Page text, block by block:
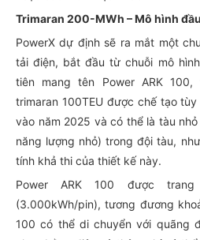
Trimaran 200-MWh – Mô hình
PowerX dự định sẽ ra mắt một
tải điện, bắt đầu từ chuỗi mô
tiên mang tên Power ARK
trimaran 100TEU được chế tạo
vào năm 2025 và có thể là tàu
năng lượng nhỏ) trong đội tàu,
tính khả thi của thiết kế này.
Power ARK 100 được
(3.000kWh/pin), tương đương
100 có thể di chuyển với quãng